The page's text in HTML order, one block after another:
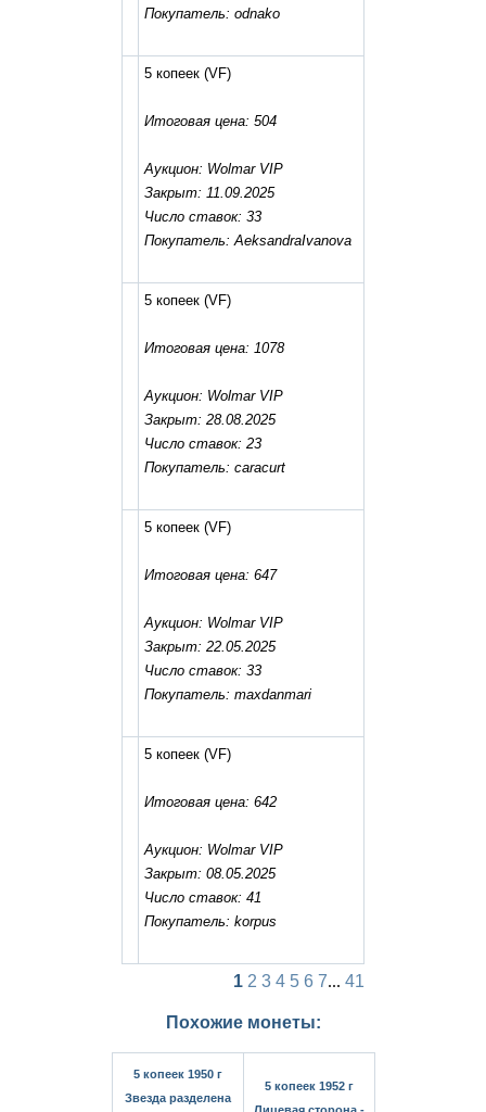
Покупатель: odnako
5 копеек (VF)
Итоговая цена: 504
Аукцион: Wolmar VIP
Закрыт: 11.09.2025
Число ставок: 33
Покупатель: AeksandraIvanova
5 копеек (VF)
Итоговая цена: 1078
Аукцион: Wolmar VIP
Закрыт: 28.08.2025
Число ставок: 23
Покупатель: caracurt
5 копеек (VF)
Итоговая цена: 647
Аукцион: Wolmar VIP
Закрыт: 22.05.2025
Число ставок: 33
Покупатель: maxdanmari
5 копеек (VF)
Итоговая цена: 642
Аукцион: Wolmar VIP
Закрыт: 08.05.2025
Число ставок: 41
Покупатель: korpus
1 2 3 4 5 6 7... 41
Похожие монеты:
5 копеек 1950 г
Звезда разделена
5 копеек 1952 г